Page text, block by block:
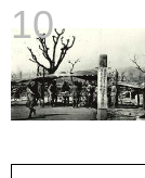
10